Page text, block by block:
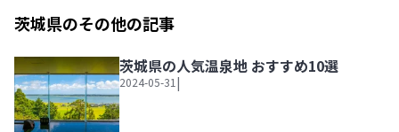
茨城県のその他の記事
茨城県の人気温泉地 おすすめ10選
2024-05-31 |